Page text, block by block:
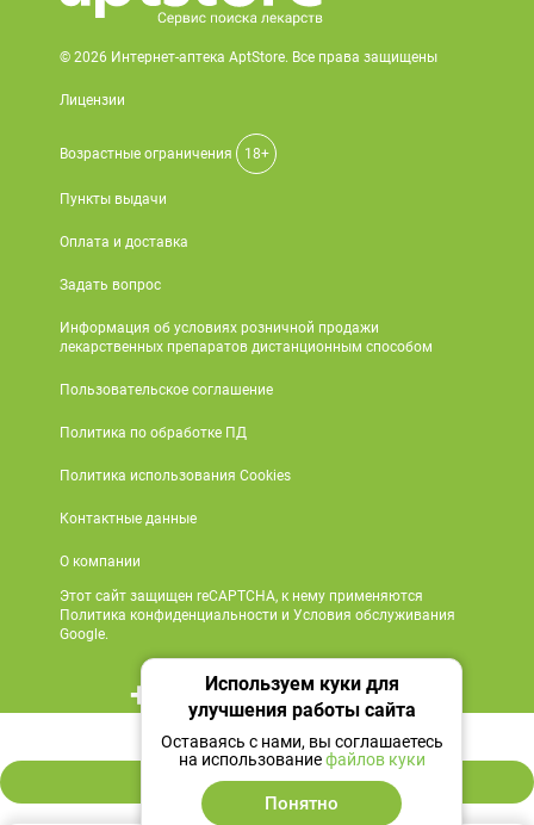
1 328 ₽
В корзину
© 2026 Интернет-аптека AptStore. Все права защищены
Лицензии
Возрастные ограничения 18+
Пункты выдачи
Оплата и доставка
Задать вопрос
Информация об условиях розничной продажи
лекарственных препаратов дистанционным способом
Пользовательское соглашение
Политика по обработке ПД
Политика использования Cookies
Контактные данные
О компании
Этот сайт защищен reCAPTCHA, к нему применяются
Политика конфиденциальности и Условия обслуживания
Google.
+7 495 419 18 18
Мы в социальных сетях
Используем куки для
улучшения работы сайта
Оставаясь с нами, вы соглашаетесь
на использованиефайлов куки
Понятно